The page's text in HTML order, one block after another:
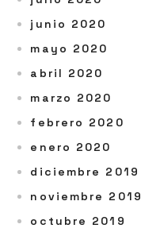
junio 2020
mayo 2020
abril 2020
marzo 2020
febrero 2020
enero 2020
diciembre 2019
noviembre 2019
octubre 2019